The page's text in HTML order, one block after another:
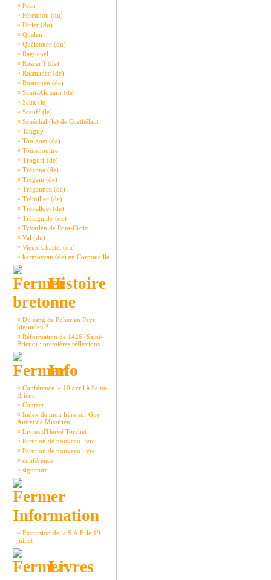
¤ Péan
¤ Pérennou (du)
¤ Périer (du)
¤ Quelen
¤ Quélennec (du)
¤ Raguenel
¤ Roscerff (de)
¤ Rosmadec (de)
¤ Rostrenen (de)
¤ Saint-Alouarn (de)
¤ Saux (le)
¤ Scauff (le)
¤ Sénéchal (le) de Coethélant
¤ Tanguy
¤ Toulgoet (de)
¤ Toutenoultre
¤ Trogoff (de)
¤ Tréanna (de)
¤ Trégain (de)
¤ Trégannez (de)
¤ Trémillec (de)
¤ Trévalloet (de)
¤ Tréziguidy (de)
¤ Tyvarlen de Pont-Croix
¤ Val (du)
¤ Vieux-Chastel (du)
¤ kermorvan (de) en Cornouaille
Histoire
bretonne
¤ Du sang de Poher en Pays
bigouden ?
¤ Réformation de 1426 (Saint-
Brieuc) : premières réflexions
Info
¤ Conférence le 10 avril à Saint-
Brieuc
¤ Contact
¤ Index de mon livre sur Guy
Autret de Missirien
¤ Livres d'Hervé Torchet
¤ Parution de nouveau livre
¤ Parution de nouveau livre
¤ conférence
¤ signature
Information
¤ Excursion de la S.A.F. le 19
juillet
Livres